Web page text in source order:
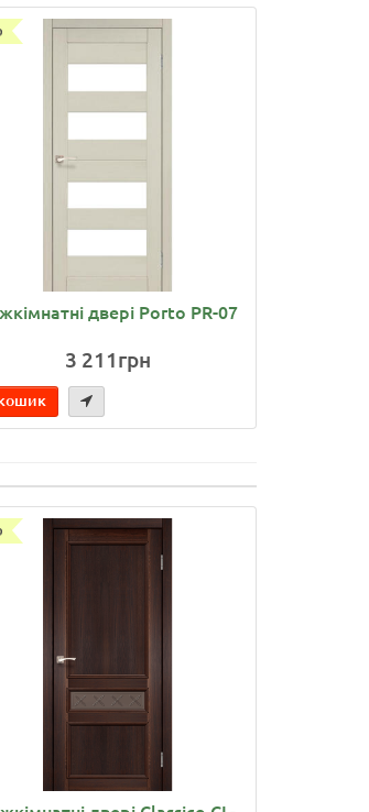
двері Porto PR-07
3 211грн